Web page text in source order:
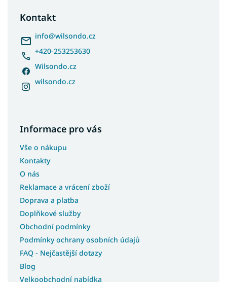
Kontakt
info@wilsondo.cz
+420-253253630
Wilsondo.cz
wilsondo.cz
Informace pro vás
Vše o nákupu
Kontakty
O nás
Reklamace a vrácení zboží
Doprava a platba
Doplňkové služby
Obchodní podmínky
Podmínky ochrany osobních údajů
FAQ - Nejčastější dotazy
Blog
Velkoobchodní nabídka